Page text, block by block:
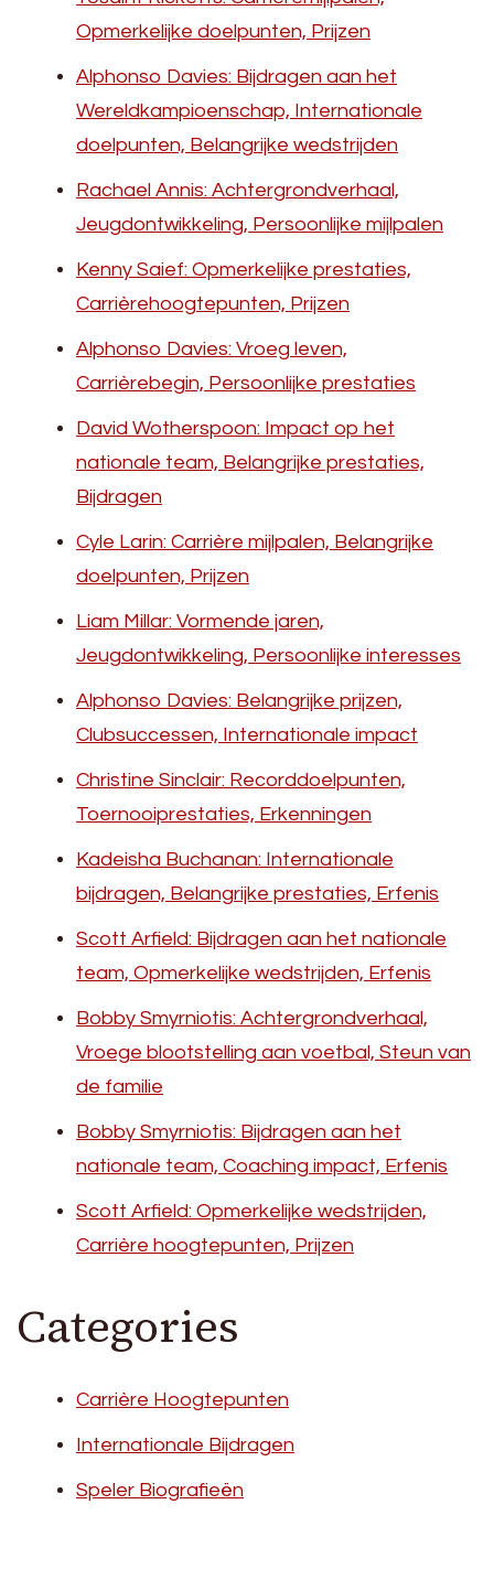
Opmerkelijke doelpunten, Prijzen
Alphonso Davies: Bijdragen aan het
Wereldkampioenschap, Internationale
doelpunten, Belangrijke wedstrijden
Rachael Annis: Achtergrondverhaal,
Jeugdontwikkeling, Persoonlijke mijlpalen
Kenny Saief: Opmerkelijke prestaties,
Carrièrehoogtepunten, Prijzen
Alphonso Davies: Vroeg leven,
Carrièrebegin, Persoonlijke prestaties
David Wotherspoon: Impact op het
nationale team, Belangrijke prestaties,
Bijdragen
Cyle Larin: Carrière mijlpalen, Belangrijke
doelpunten, Prijzen
Liam Millar: Vormende jaren,
Jeugdontwikkeling, Persoonlijke interesses
Alphonso Davies: Belangrijke prijzen,
Clubsuccessen, Internationale impact
Christine Sinclair: Recorddoelpunten,
Toernooiprestaties, Erkenningen
Kadeisha Buchanan: Internationale
bijdragen, Belangrijke prestaties, Erfenis
Scott Arfield: Bijdragen aan het nationale
team, Opmerkelijke wedstrijden, Erfenis
Bobby Smyrniotis: Achtergrondverhaal,
Vroege blootstelling aan voetbal, Steun van
de familie
Bobby Smyrniotis: Bijdragen aan het
nationale team, Coaching impact, Erfenis
Scott Arfield: Opmerkelijke wedstrijden,
Carrière hoogtepunten, Prijzen
Categories
Carrière Hoogtepunten
Internationale Bijdragen
Speler Biografieën